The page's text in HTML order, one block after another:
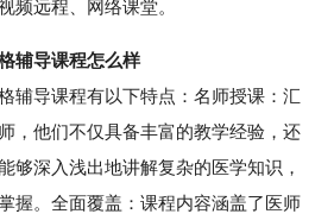
频远程、网络课堂。
辅导课程怎么样
导课程有以下特点：名师授课：汇
，他们不仅具备丰富的教学经验，还
够深入浅出地讲解复杂的医学知识，
握。全面覆盖：课程内容涵盖了医师